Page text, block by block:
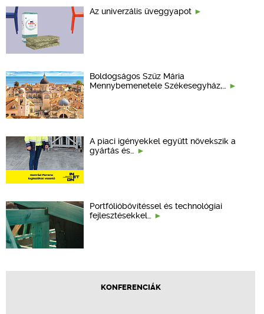
Az univerzális üveggyapot
Boldogságos Szűz Mária
Mennybemenetele Székesegyház,…
A piaci igényekkel együtt növekszik a
gyártás és…
Portfólióbővítéssel és technológiai
fejlesztésekkel…
KONFERENCIÁK